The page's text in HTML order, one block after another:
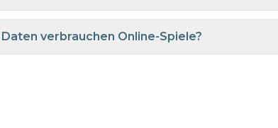
verbrauchen Online-Spiele?